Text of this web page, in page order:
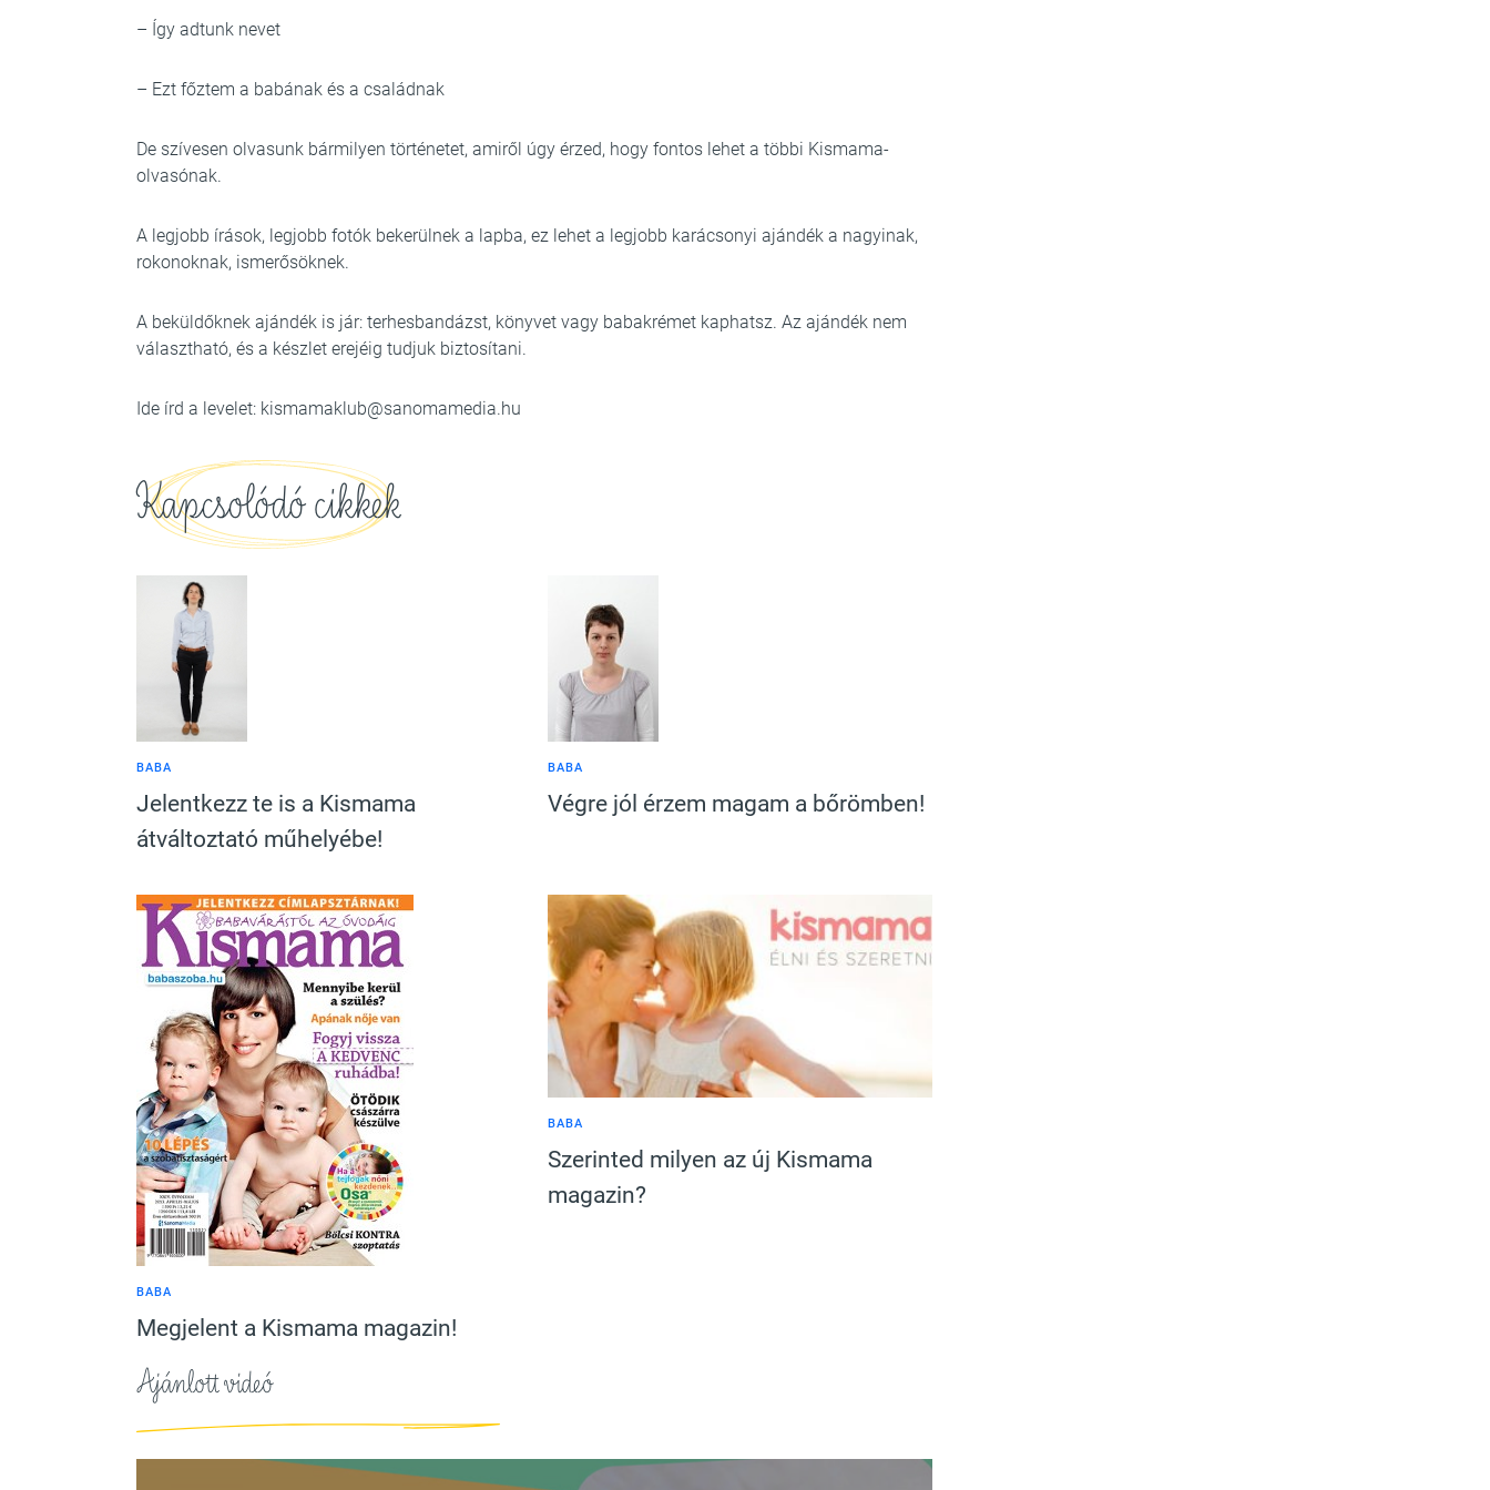
– Így adtunk nevet
– Ezt főztem a babának és a családnak
De szívesen olvasunk bármilyen történetet, amiről úgy érzed, hogy fontos lehet a többi Kismama-
olvasónak.
A legjobb írások, legjobb fotók bekerülnek a lapba, ez lehet a legjobb karácsonyi ajándék a nagyinak,
rokonoknak, ismerősöknek.
A beküldőknek ajándék is jár: terhesbandázst, könyvet vagy babakrémet kaphatsz. Az ajándék nem
választható, és a készlet erejéig tudjuk biztosítani.
Ide írd a levelet: kismamaklub@sanomamedia.hu
Kapcsolódó cikkek
BABA
Jelentkezz te is a Kismama
átváltoztató műhelyébe!
BABA
Végre jól érzem magam a bőrömben!
BABA
Megjelent a Kismama magazin!
BABA
Szerinted milyen az új Kismama
magazin?
Ajánlott videó